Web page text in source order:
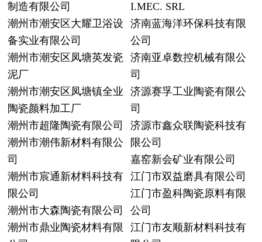
制造有限公司
潮州市潮安区大耀卫浴设
备实业有限公司
潮州市潮安区凤塘英发瓷
泥厂
潮州市潮安区凤塘镇全业
陶瓷颜料加工厂
潮州市超隆陶瓷有限公司
潮州市潮伟新材料有限公
司
潮州市宸通新材料科技有
限公司
潮州市大森陶瓷有限公司
潮州市鼎业陶瓷材料有限
I.MEC. SRL
济南蓝海洋环保科技有限
公司
济南亚卓数控机械有限公
司
济源赛孚工业陶瓷有限公
司
济源市鑫众联陶瓷科技有
限公司
嘉窑新会矿业有限公司
江门市双益磨具有限公司
江门市盈科陶瓷原料有限
公司
江门市友顺新材料科技有